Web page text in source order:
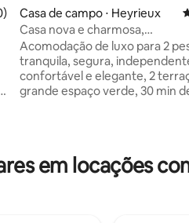
avaliação média de 5, 100
Casa de campo ⋅ Heyrieux
Casa nova e charmosa,
equipada/piscina/spa/sauna/
Acomodação de luxo para 2
tranquila, segura,
confortável e elegante, 2
grande espaço verde, 30 min
fogões de indução, forno de
pratos cobertos, chaleira de
em locações